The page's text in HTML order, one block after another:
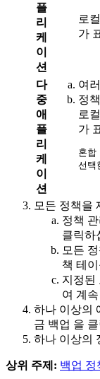
플
리
케
이
션
로
가
다
중
애
플
리
케
이
션
여
정
로
가
혼합
선
모든 정책을
정책 관
클릭하
모든
책 테
지정된
여 계
하나 이상의
금 백업 을
하나 이상의
상위 주제: 백업 정